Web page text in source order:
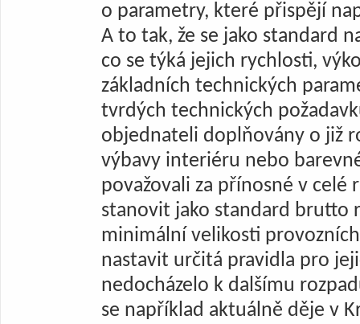
o parametry, které přispějí
A to tak, že se jako standard
co se týká jejich rychlosti,
základních technických
tvrdých technických
objednateli doplňovány o již
výbavy interiéru nebo
považovali za přínosné v celé
stanovit jako standard brutto
minimální velikosti
nastavit určitá pravidla pro
nedocházelo k dalšímu
se například aktuálně děje v